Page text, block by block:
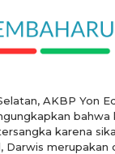
AKBP Yon
bahwa
karena
Darwis